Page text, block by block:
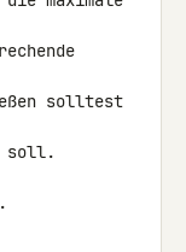
solltest
soll.